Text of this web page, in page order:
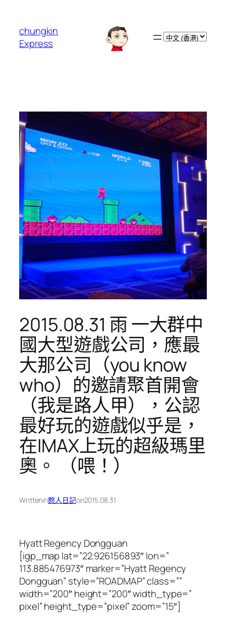
chungkin
Express
Choose
2015.08.31 雨 一大群中
國大型遊戲公司，應最
大那公司（you know
who）的邀請聚首開會
（我是路人甲），公認
最好玩的遊戲似乎是，
在IMAX上玩的超級瑪里
奧。 （喂！）
Writtenin憨人日記on2015.08.31
Hyatt Regency Dongguan
[igp_map lat=”22.926156893″ lon=”
113.885476973″ marker=”Hyatt Regency
Dongguan” style=”ROADMAP” class=””
width=”200″ height=”200″ width_type=”
pixel” height_type=”pixel” zoom=”15″]